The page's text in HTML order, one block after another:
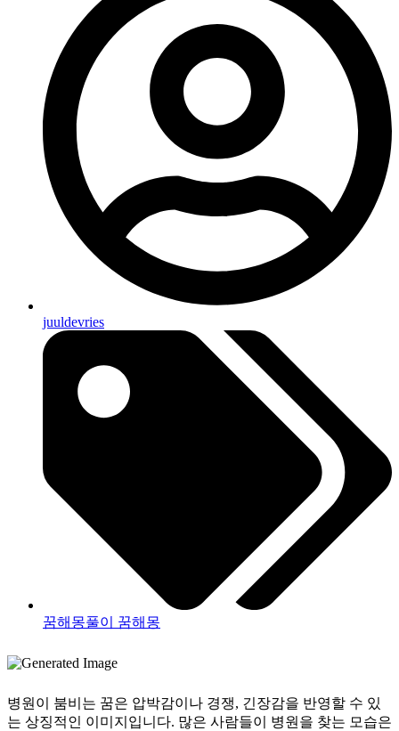
juuldevries
꿈해몽풀이 꿈해몽
병원이 붐비는 꿈은 압박감이나 경쟁, 긴장감을 반영할 수 있
는 상징적인 이미지입니다. 많은 사람들이 병원을 찾는 모습은